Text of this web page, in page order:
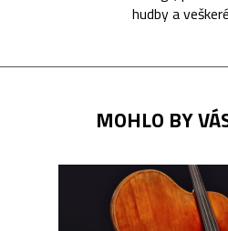
hudby a
MOHLO BY